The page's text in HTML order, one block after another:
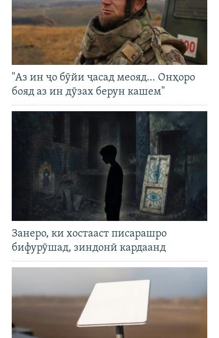
"Аз ин ҷо бӯйи ҷасад меояд… Онҳоро
бояд аз ин дӯзах берун кашем"
Занеро, ки хостааст писарашро
бифурӯшад, зиндонӣ кардаанд